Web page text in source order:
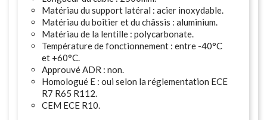
Matériau du support latéral : acier inoxydable.
Matériau du boîtier et du châssis : aluminium.
Matériau de la lentille : polycarbonate.
Température de fonctionnement : entre -40°C
et +60°C.
Approuvé ADR : non.
Homologué E : oui selon la réglementation ECE
R7 R65 R112.
CEM ECE R10.